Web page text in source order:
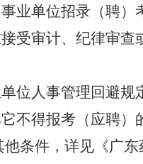
业单位招录（聘
受审计、纪律审
位人事管理回避
不得报考（应聘）
他条件，详见 《广